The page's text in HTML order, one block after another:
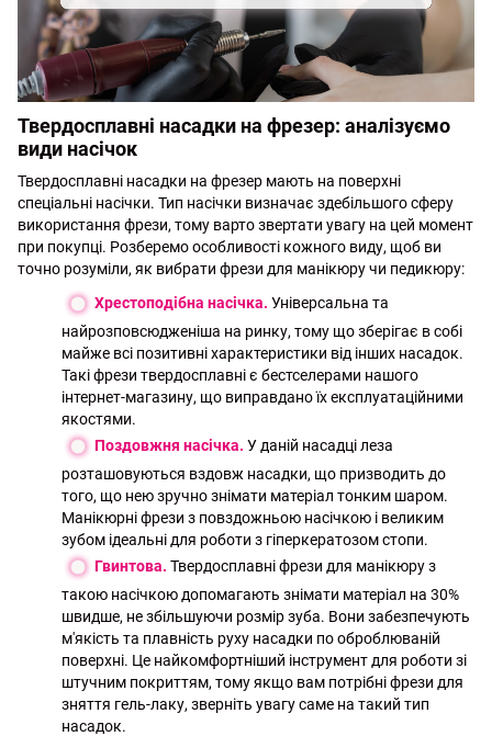
Твердосплавні насадки на фрезер: аналізуємо
види насічок
Твердосплавні насадки на фрезер мають на поверхні
спеціальні насічки. Тип насічки визначає здебільшого сферу
використання фрези, тому варто звертати увагу на цей момент
при покупці. Розберемо особливості кожного виду, щоб ви
точно розуміли, як вибрати фрези для манікюру чи педикюру:
Хрестоподібна насічка. Універсальна та
найрозповсюдженіша на ринку, тому що зберігає в собі
майже всі позитивні характеристики від інших насадок.
Такі фрези твердосплавні є бестселерами нашого
інтернет-магазину, що виправдано їх експлуатаційними
якостями.
Поздовжня насічка. У даній насадці леза
розташовуються вздовж насадки, що призводить до
того, що нею зручно знімати матеріал тонким шаром.
Манікюрні фрези з повздожньою насічкою і великим
зубом ідеальні для роботи з гіперкератозом стопи.
Гвинтова. Твердосплавні фрези для манікюру з
такою насічкою допомагають знімати матеріал на 30%
швидше, не збільшуючи розмір зуба. Вони забезпечують
м'якість та плавність руху насадки по оброблюваній
поверхні. Це найкомфортніший інструмент для роботи зі
штучним покриттям, тому якщо вам потрібні фрези для
зняття гель-лаку, зверніть увагу саме на такий тип
насадок.